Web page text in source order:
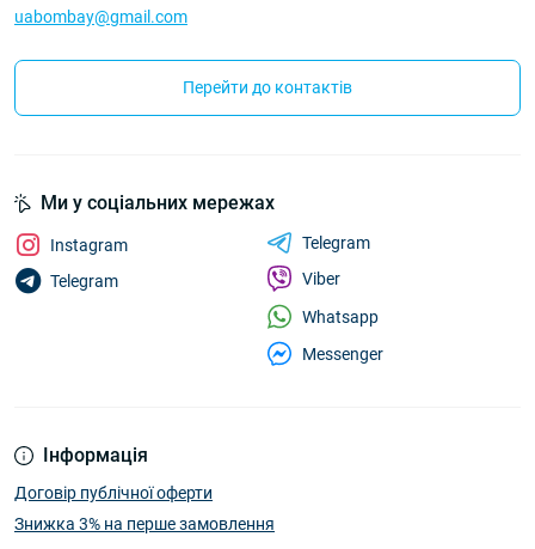
uabombay@gmail.com
Перейти до контактів
Інформація
Договір публічної оферти
Знижка 3% на перше замовлення
Ми у соціальних мережах
Instagram
Telegram
Telegram
Viber
Whatsapp
Messenger